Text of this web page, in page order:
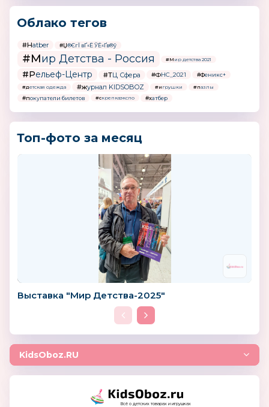
Облако тегов
#Hatber #Џ®ЄгЇ вҐ«Ё ЎЁ«Ґв®ў
#Мир Детства - Россия #Мир детства 2021
#Рельеф-Центр #ТЦ Сфера #ФНС_2021 #Феникс+
#детская одежда #журнал KIDSOBOZ #игрушки #пазлы
#покупатели билетов #скрепкаэкспо #хатбер
Топ-фото за месяц
Выставка "Мир Детства-2025"
KidsOboz.RU
Всё о детских товарах и игрушках